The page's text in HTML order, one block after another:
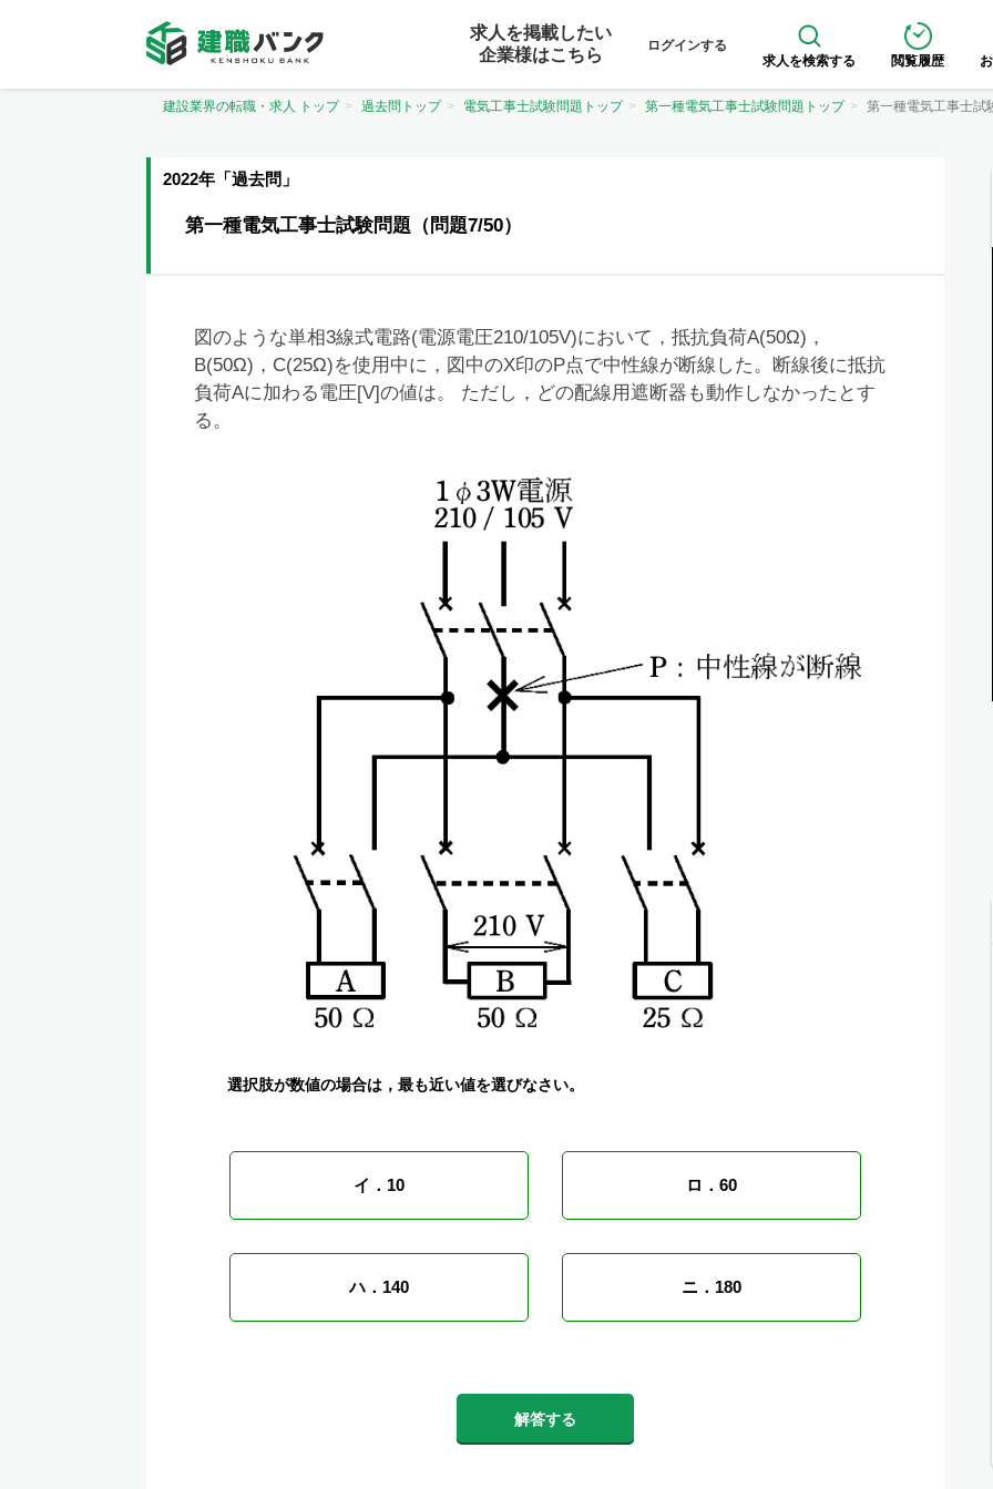
求人を掲載したい
企業様はこちら
ログインする
求人を検索する
閲覧履歴
建設業界の転職・求人 トップ 過去問トップ 電気工事士試験問題トップ 第一種電気工事士試験問題トップ 第一種電気工事士試
2022年「過去問」
第一種電気工事士試験問題（問題7/50）
図のような単相3線式電路(電源電圧210/105V)において，抵抗負荷A(50Ω)，
B(50Ω)，C(25Ω)を使用中に，図中のX印のP点で中性線が断線した。断線後に抵抗
負荷Aに加わる電圧[V]の値は。 ただし，どの配線用遮断器も動作しなかったとす
る。
選択肢が数値の場合は，最も近い値を選びなさい。
イ．10 ロ．60
ハ．140 ニ．180
解答する